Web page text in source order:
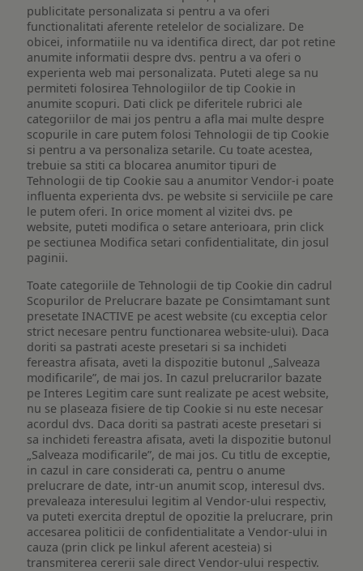
publicitate personalizata si pentru a va oferi
functionalitati aferente retelelor de socializare. De
obicei, informatiile nu va identifica direct, dar pot retine
anumite informatii despre dvs. pentru a va oferi o
experienta web mai personalizata. Puteti alege sa nu
permiteti folosirea Tehnologiilor de tip Cookie in
anumite scopuri. Dati click pe diferitele rubrici ale
categoriilor de mai jos pentru a afla mai multe despre
scopurile in care putem folosi Tehnologii de tip Cookie
si pentru a va personaliza setarile. Cu toate acestea,
trebuie sa stiti ca blocarea anumitor tipuri de
Tehnologii de tip Cookie sau a anumitor Vendor-i poate
influenta experienta dvs. pe website si serviciile pe care
le putem oferi. In orice moment al vizitei dvs. pe
website, puteti modifica o setare anterioara, prin click
pe sectiunea Modifica setari confidentialitate, din josul
paginii.
Toate categoriile de Tehnologii de tip Cookie din cadrul
Scopurilor de Prelucrare bazate pe Consimtamant sunt
presetate INACTIVE pe acest website (cu exceptia celor
strict necesare pentru functionarea website-ului). Daca
doriti sa pastrati aceste presetari si sa inchideti
fereastra afisata, aveti la dispozitie butonul „Salveaza
modificarile”, de mai jos. In cazul prelucrarilor bazate
pe Interes Legitim care sunt realizate pe acest website,
nu se plaseaza fisiere de tip Cookie si nu este necesar
acordul dvs. Daca doriti sa pastrati aceste presetari si
sa inchideti fereastra afisata, aveti la dispozitie butonul
„Salveaza modificarile”, de mai jos. Cu titlu de exceptie,
in cazul in care considerati ca, pentru o anume
prelucrare de date, intr-un anumit scop, interesul dvs.
prevaleaza interesului legitim al Vendor-ului respectiv,
va puteti exercita dreptul de opozitie la prelucrare, prin
accesarea politicii de confidentialitate a Vendor-ului in
cauza (prin click pe linkul aferent acesteia) si
transmiterea cererii sale direct Vendor-ului respectiv.